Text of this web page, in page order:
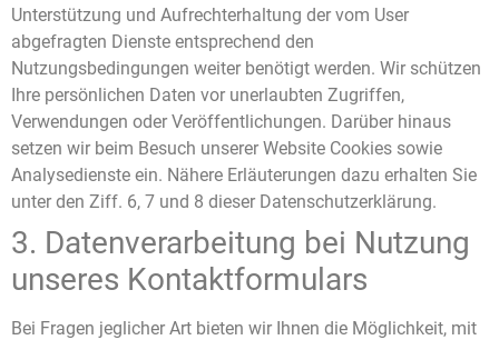
Unterstützung und Aufrechterhaltung der vom User
abgefragten Dienste entsprechend den
Nutzungsbedingungen weiter benötigt werden. Wir schützen
Ihre persönlichen Daten vor unerlaubten Zugriffen,
Verwendungen oder Veröffentlichungen. Darüber hinaus
setzen wir beim Besuch unserer Website Cookies sowie
Analysedienste ein. Nähere Erläuterungen dazu erhalten Sie
unter den Ziff. 6, 7 und 8 dieser Datenschutzerklärung.
3. Datenverarbeitung bei Nutzung
unseres Kontaktformulars
Bei Fragen jeglicher Art bieten wir Ihnen die Möglichkeit, mit